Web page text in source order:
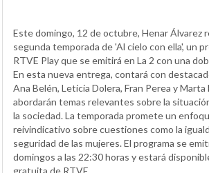
Este domingo, 12 de octubre, Henar Álvarez
segunda temporada de 'Al cielo con ella', un
RTVE Play que se emitirá en La 2 con una
En esta nueva entrega, contará con
Ana Belén, Leticia Dolera, Fran Perea y Marta
abordarán temas relevantes sobre la
la sociedad. La temporada promete un
reivindicativo sobre cuestiones como la
seguridad de las mujeres. El programa se
domingos a las 22:30 horas y estará
gratuita de RTVE.